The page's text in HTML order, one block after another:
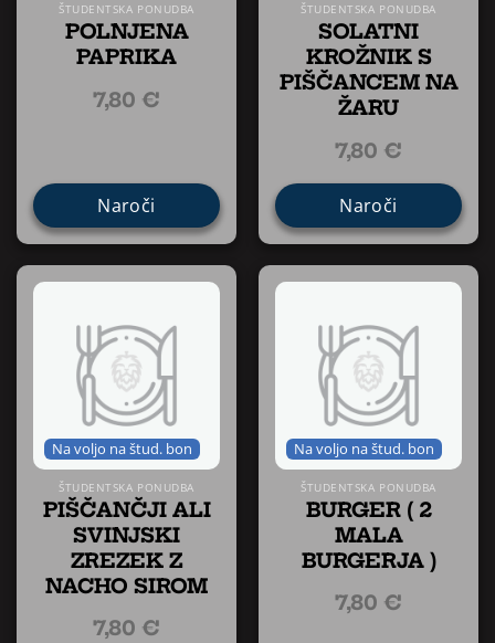
ŠTUDENTSKA PONUDBA
POLNJENA
PAPRIKA
7,80 €
Naroči
ŠTUDENTSKA PONUDBA
SOLATNI
KROŽNIK S
PIŠČANCEM NA
ŽARU
7,80 €
Naroči
Na voljo na štud. bon
ŠTUDENTSKA PONUDBA
PIŠČANČJI ALI
SVINJSKI
ZREZEK Z
NACHO SIROM
7,80 €
Na voljo na štud. bon
ŠTUDENTSKA PONUDBA
BURGER ( 2
MALA
BURGERJA )
7,80 €